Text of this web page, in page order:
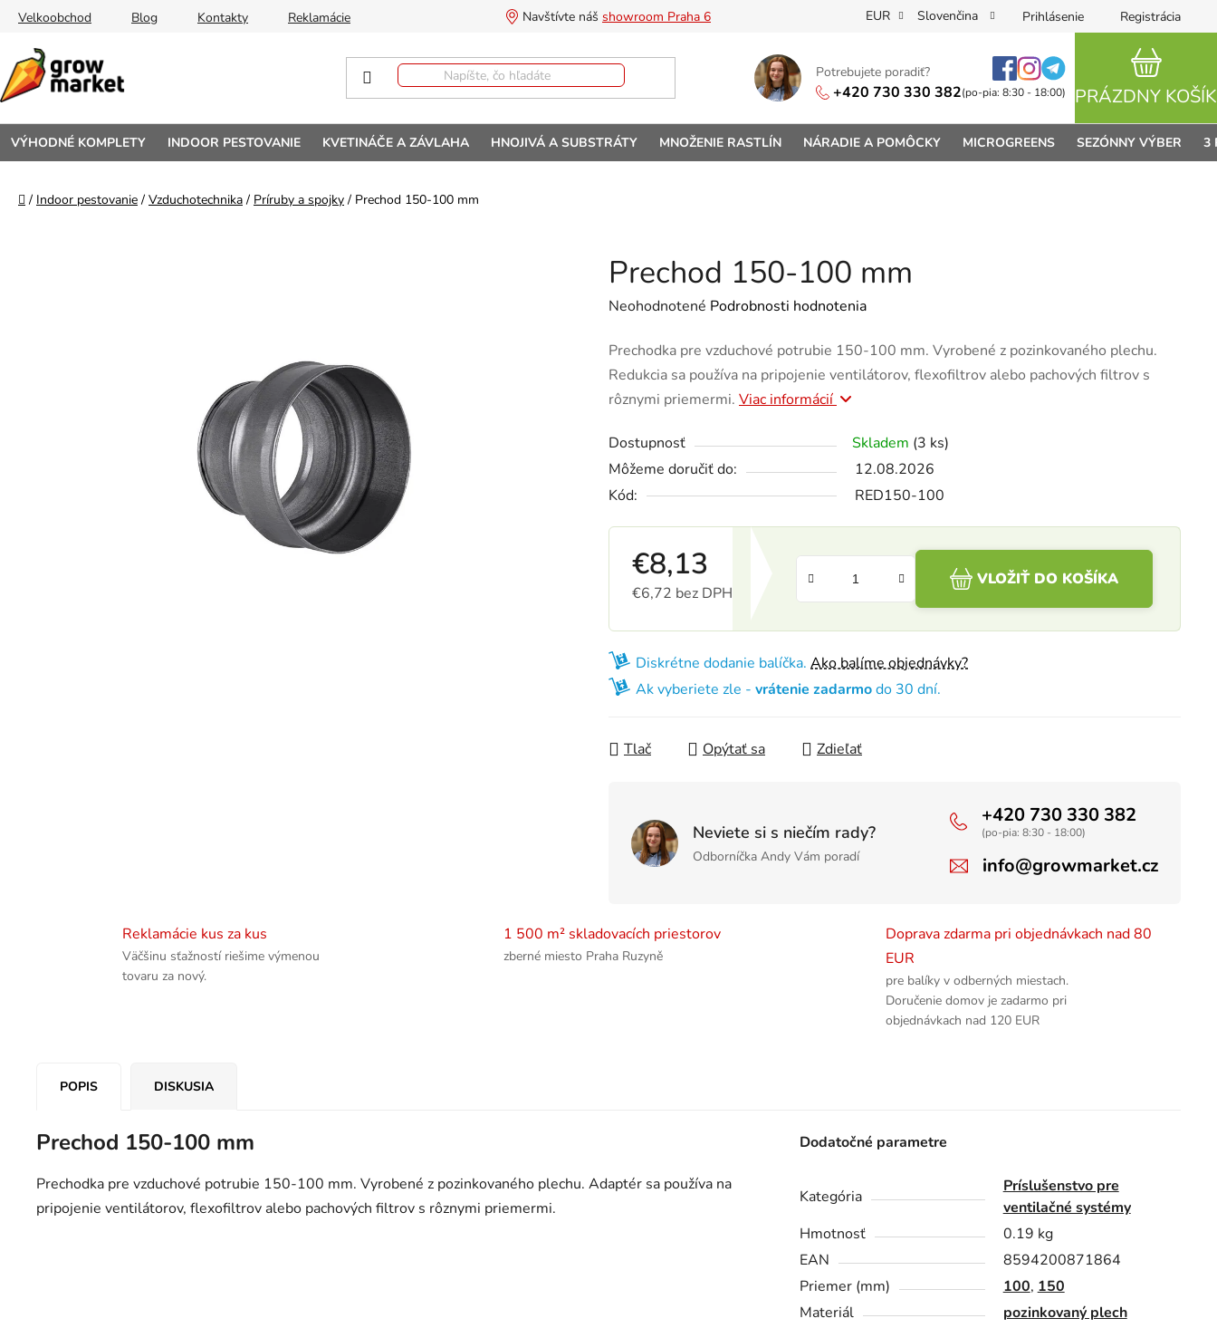
Prejsť na obsah
Velkoobchod Blog Kontakty Reklamácie Navštívte náš showroom Praha 6 EUR Slovenčina Prihlásenie Registrácia
Potrebujete poradiť?
+420 730 330 382(po-pia: 8:30 - 18:00) PRÁZDNY KOŠÍK
VÝHODNÉ KOMPLETY INDOOR PESTOVANIE KVETINÁČE A ZÁVLAHA HNOJIVÁ A SUBSTRÁTY MNOŽENIE RASTLÍN NÁRADIE A POMÔCKY MICROGREENS SEZÓNNY VÝBER 3
Domov
/ Indoor pestovanie / Vzduchotechnika / Príruby a spojky / Prechod 150-100 mm
Prechod 150-100 mm
Priemerné hodnotenie produktu je 0,0 z 5 hviezdičiek.
Neohodnotené Podrobnosti hodnotenia
Prechodka pre vzduchové potrubie 150-100 mm. Vyrobené z pozinkovaného plechu.
Redukcia sa používa na pripojenie ventilátorov, flexofiltrov alebo pachových filtrov s
rôznymi priemermi. Viac informácií
Dostupnosť Skladem (3 ks)
Môžeme doručiť do:
12.08.2026
Kód:
RED150-100
€8,13
€6,72 bez DPH
VLOŽIŤ DO KOŠÍKA
Diskrétne dodanie balíčka. Ako balíme objednávky?
Ak vyberiete zle - vrátenie zadarmodo 30 dní.
Tlač Opýtať sa Zdieľať
Neviete si s niečím rady?
Odborníčka Andy Vám poradí
+420 730 330 382
(po-pia: 8:30 - 18:00)
info@growmarket.cz
Reklamácie kus za kus
Väčšinu sťažností riešime výmenou
tovaru za nový.
1 500 m² skladovacích priestorov
zberné miesto Praha Ruzyně
Doprava zdarma pri objednávkach nad 80
EUR
pre balíky v odberných miestach.
Doručenie domov je zadarmo pri
objednávkach nad 120 EUR
POPIS DISKUSIA
Prechod 150-100 mm
Prechodka pre vzduchové potrubie 150-100 mm. Vyrobené z pozinkovaného plechu. Adaptér sa používa na
pripojenie ventilátorov, flexofiltrov alebo pachových filtrov s rôznymi priemermi.
Dodatočné parametre
Kategória
Príslušenstvo pre
ventilačné systémy
Hmotnosť
0.19 kg
EAN
8594200871864
Priemer (mm)
100, 150
Materiál
pozinkovaný plech